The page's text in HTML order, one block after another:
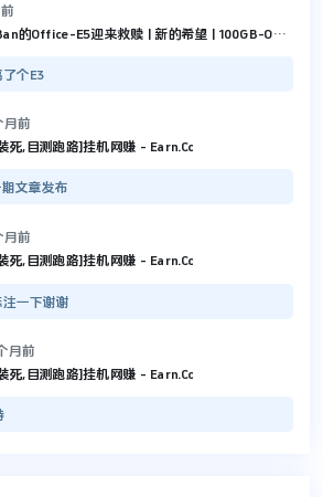
的Office-E5迎来救赎 | 新的希望 | 100GB-Outlook 和 5TB-OneDrive
个E3
月前
死,目测跑路]挂机网赚 - Earn.Cc
文章发布
月前
死,目测跑路]挂机网赚 - Earn.Cc
一下谢谢
月前
死,目测跑路]挂机网赚 - Earn.Cc